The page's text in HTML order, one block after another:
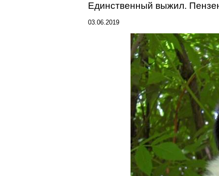
Единственный выжил.
03.06.2019